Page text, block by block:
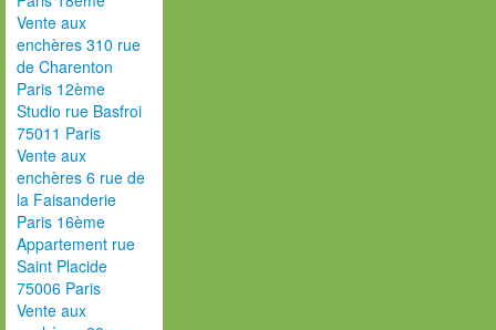
Vente aux
enchères 310 rue
de Charenton
Paris 12ème
Studio rue Basfroi
75011 Paris
Vente aux
enchères 6 rue de
la Faisanderie
Paris 16ème
Appartement rue
Saint Placide
75006 Paris
Vente aux